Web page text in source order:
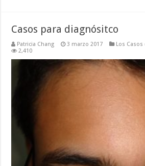
Casos para diagnósitco
Patricia Chang 3 marzo 2017 Los Casos
2,410